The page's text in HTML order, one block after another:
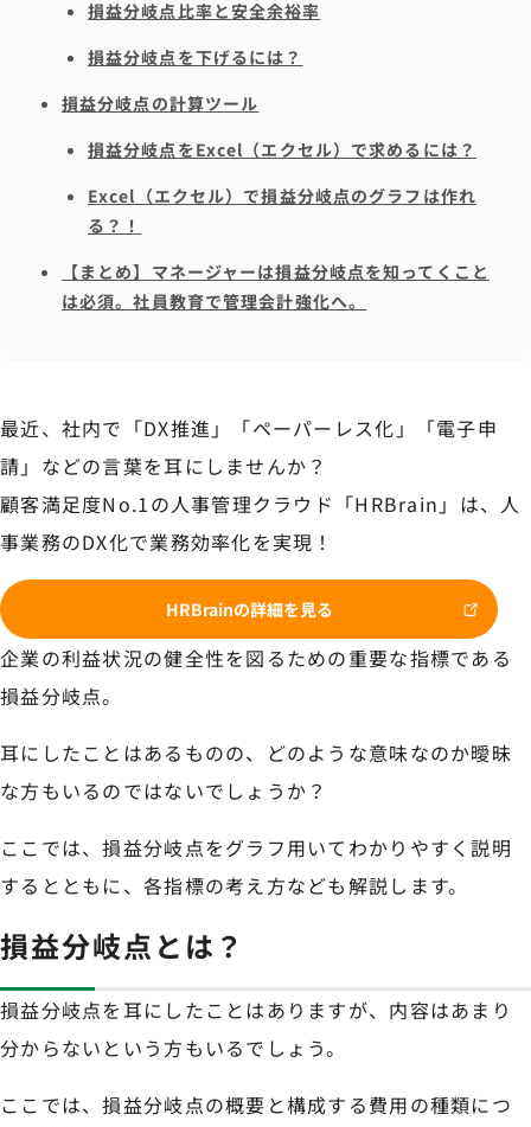
損益分岐点比率と安全余裕率
損益分岐点を下げるには？
損益分岐点の計算ツール
損益分岐点をExcel（エクセル）で求めるには？
Excel（エクセル）で損益分岐点のグラフは作れ
る？！
【まとめ】マネージャーは損益分岐点を知ってくこと
は必須。社員教育で管理会計強化へ。
最近、社内で「DX推進」「ペーパーレス化」「電子申
請」などの言葉を耳にしませんか？
顧客満足度No.1の人事管理クラウド「HRBrain」は、人
事業務のDX化で業務効率化を実現！
HRBrainの詳細を見る
企業の利益状況の健全性を図るための重要な指標である
損益分岐点。
耳にしたことはあるものの、どのような意味なのか曖昧
な方もいるのではないでしょうか？
ここでは、損益分岐点をグラフ用いてわかりやすく説明
するとともに、各指標の考え方なども解説します。
損益分岐点とは？
損益分岐点を耳にしたことはありますが、内容はあまり
分からないという方もいるでしょう。
ここでは、損益分岐点の概要と構成する費用の種類につ